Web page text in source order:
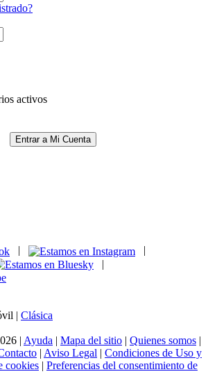
activos
Entrar a Mi Cuenta
|
| Clásica
| Ayuda | Mapa del sitio | Quienes somos |
| Aviso Legal | Condiciones de Uso y
cookies | Preferencias del consentimiento de